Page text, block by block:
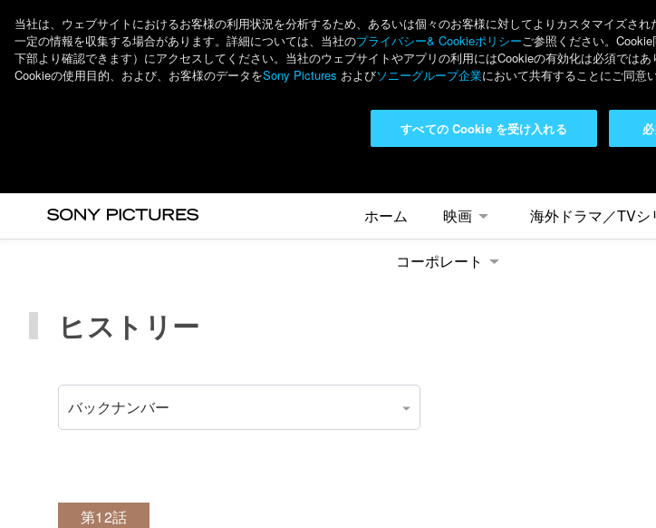
当社は、ウェブサイトにおけるお客様の利用状況を分析するため、あるいは個々のお客様に対してよりカスタマイズさ
一定の情報を収集する場合があります。詳細については、当社のプライバシー& Cookieポリシーご参照ください。
下部より確認できます）にアクセスしてください。当社のウェブサイトやアプリの利用にはCookieの有効化は必須では
Cookieの使用目的、および、お客様のデータをSony Pictures およびソニーグループ企業において共有することにご同意
すべての Cookie を受け入れる
ホーム
映画 海外ドラマ／TVシ
コーポレート
ヒストリー
第12話